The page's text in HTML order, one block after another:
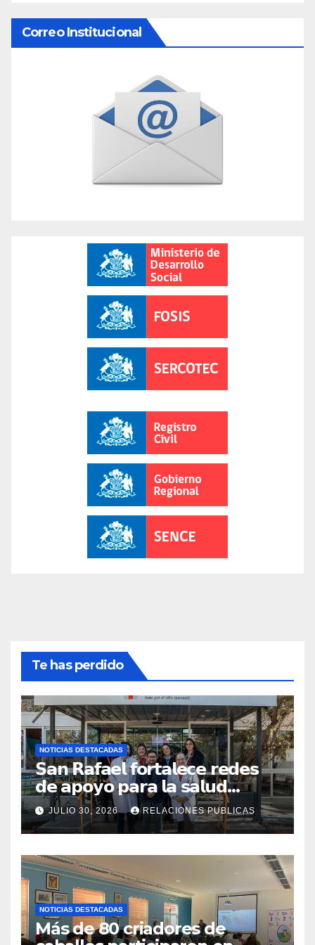
Correo Institucional
Te has perdido
NOTICIAS DESTACADAS
𝗦𝗮𝗻 𝗥𝗮𝗳𝗮𝗲𝗹 𝗳𝗼𝗿𝘁𝗮𝗹𝗲𝗰𝗲 𝗿𝗲𝗱𝗲𝘀
𝗱𝗲 𝗮𝗽𝗼𝘆𝗼 𝗽𝗮𝗿𝗮 𝗹𝗮 𝘀𝗮𝗹𝘂𝗱
𝗶𝗻𝗳𝗮𝗻𝘁𝗶𝗹 𝗰𝗼𝗻 𝘃𝗶𝘀𝗶𝘁𝗮 𝗮
𝗖𝗢𝗔𝗡𝗜𝗤𝗨𝗘𝗠
JULIO 30, 2026 RELACIONES PUBLICAS
NOTICIAS DESTACADAS
Más de 80 criadores de